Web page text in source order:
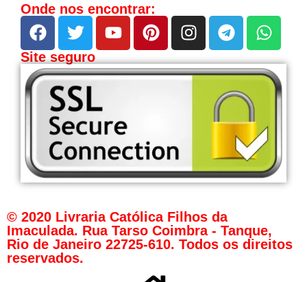
Onde nos encontrar:
Site seguro
© 2020 Livraria Católica Filhos da
Imaculada. Rua Tarso Coimbra - Tanque,
Rio de Janeiro 22725-610. Todos os direitos
reservados.